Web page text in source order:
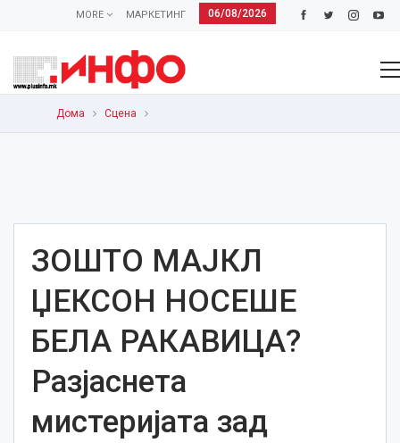
06/08/2026
МАРКЕТИНГ
MORE
Дома Сцена
ЗОШТО МАЈКЛ
ЏЕКСОН НОСЕШЕ
БЕЛА РАКАВИЦА?
Разјаснета
мистеријата зад